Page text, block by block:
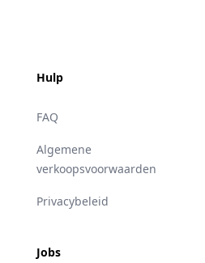
Hulp
FAQ
Algemene
verkoopsvoorwaarden
Privacybeleid
Jobs